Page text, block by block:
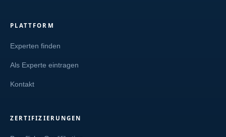
PLATTFORM
Experten finden
Als Experte eintragen
Kontakt
ZERTIFIZIERUNGEN